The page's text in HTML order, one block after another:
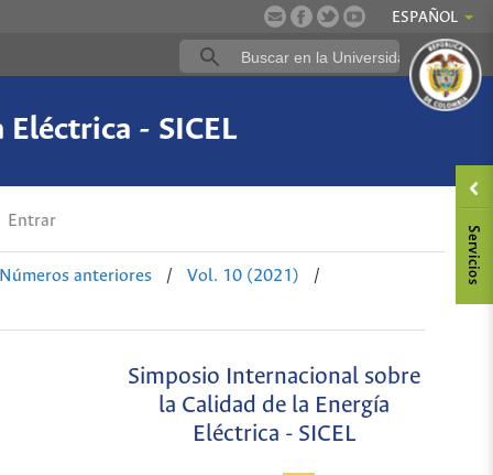
ESPAÑOL
- SICEL
Entrar
Números anteriores / Vol. 10 (2021)
/
Simposio Internacional sobre
la Calidad de la Energía
Eléctrica - SICEL